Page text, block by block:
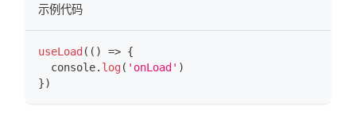
示例代码
useLoad ( ( ) => {
console. log( 'onLoad' )
})